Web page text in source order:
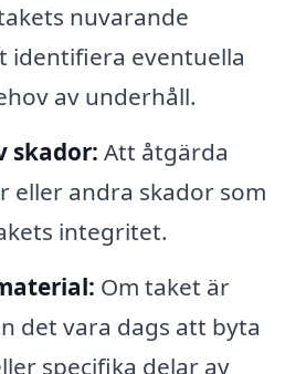
nuvarande
identifiera eventuella
av underhåll.
skador: Att åtgärda
eller andra skador som
integritet.
Om taket är
det vara dags att byta
specifika delar av